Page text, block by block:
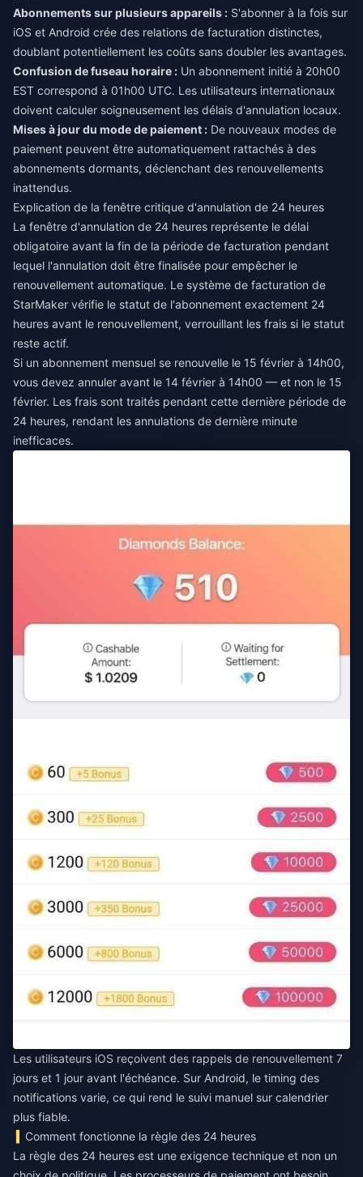
Abonnements sur plusieurs appareils : S'abonner à la fois sur
iOS et Android crée des relations de facturation distinctes,
doublant potentiellement les coûts sans doubler les avantages.
Confusion de fuseau horaire : Un abonnement initié à 20h00
EST correspond à 01h00 UTC. Les utilisateurs internationaux
doivent calculer soigneusement les délais d'annulation locaux.
Mises à jour du mode de paiement : De nouveaux modes de
paiement peuvent être automatiquement rattachés à des
abonnements dormants, déclenchant des renouvellements
inattendus.
Explication de la fenêtre critique d'annulation de 24 heures
La fenêtre d'annulation de 24 heures représente le délai
obligatoire avant la fin de la période de facturation pendant
lequel l'annulation doit être finalisée pour empêcher le
renouvellement automatique. Le système de facturation de
StarMaker vérifie le statut de l'abonnement exactement 24
heures avant le renouvellement, verrouillant les frais si le statut
reste actif.
Si un abonnement mensuel se renouvelle le 15 février à 14h00,
vous devez annuler avant le 14 février à 14h00 — et non le 15
février. Les frais sont traités pendant cette dernière période de
24 heures, rendant les annulations de dernière minute
inefficaces.
Les utilisateurs iOS reçoivent des rappels de renouvellement 7
jours et 1 jour avant l'échéance. Sur Android, le timing des
notifications varie, ce qui rend le suivi manuel sur calendrier
plus fiable.
Comment fonctionne la règle des 24 heures
La règle des 24 heures est une exigence technique et non un